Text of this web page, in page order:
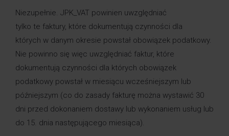
Niezupełnie. JPK_VAT powinien uwzględniać
tylko te faktury, które dokumentują czynności dla
których w danym okresie powstał obowiązek podatkowy.
Nie powinno się więc uwzględniać faktur, które
dokumentują czynności dla których obowiązek
podatkowy powstał w miesiącu wcześniejszym lub
późniejszym (co do zasady fakturę można wystawić 30
dni przed dokonaniem dostawy lub wykonaniem usług lub
do 15. dnia następującego miesiąca).